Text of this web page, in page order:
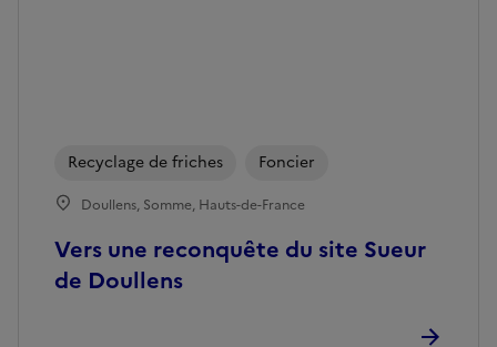
Vers une reconquête du site Sueur
de Doullens
Recyclage de friches Foncier
Doullens, Somme, Hauts-de-France